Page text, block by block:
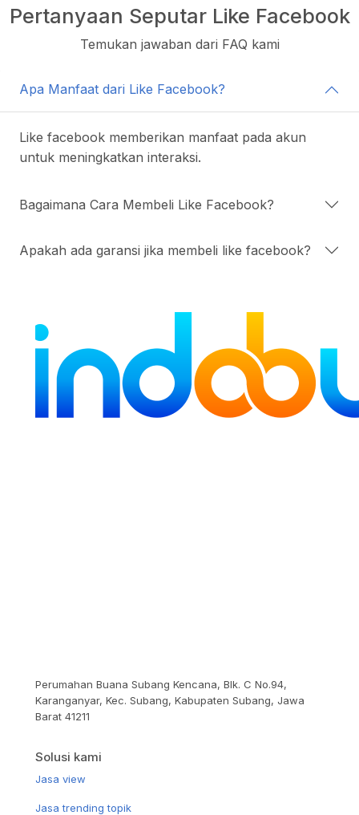
Pertanyaan Seputar Like Facebook
Temukan jawaban dari FAQ kami
Apa Manfaat dari Like Facebook?
Like facebook memberikan manfaat pada akun
untuk meningkatkan interaksi.
Bagaimana Cara Membeli Like Facebook?
Apakah ada garansi jika membeli like facebook?
Perumahan Buana Subang Kencana, Blk. C No.94,
Karanganyar, Kec. Subang, Kabupaten Subang, Jawa
Barat 41211
Solusi kami
Jasa view
Jasa trending topik